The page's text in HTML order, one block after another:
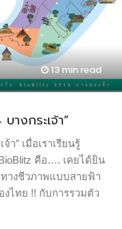
13 minread
างกระเจ้า”
า” เมื่อเราเรียนรู้
คือ…. เคยได้ยิน
ทางชีวภาพแบบสายฟ้า
ไทย !! กับการรวมตัว
สมัคร เพื่อมาร่วมกันลง